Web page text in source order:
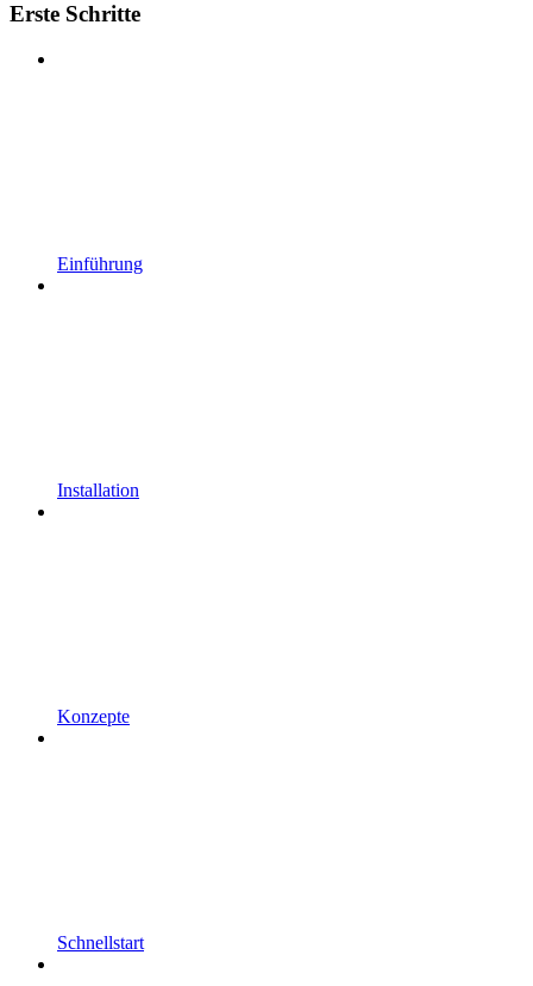
Erste Schritte
Einführung
Installation
Konzepte
Schnellstart